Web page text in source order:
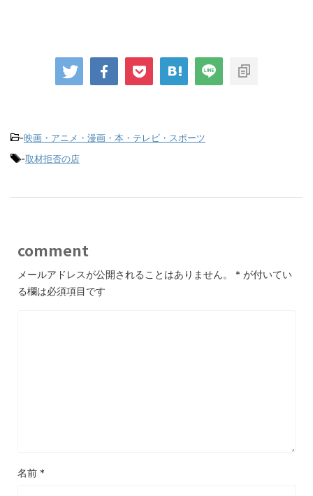
-映画・アニメ・漫画・本・テレビ・スポーツ
-取材拒否の店
comment
メールアドレスが公開されることはありません。 * が付いてい
る欄は必須項目です
名前 *